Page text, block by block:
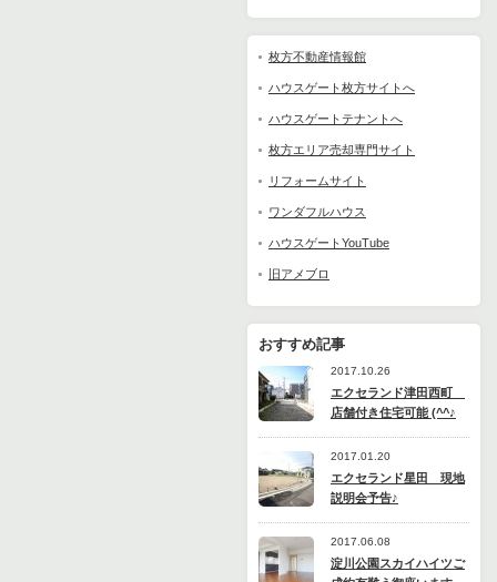
枚方不動産情報館
ハウスゲート枚方サイトへ
ハウスゲートテナントへ
枚方エリア売却専門サイト
リフォームサイト
ワンダフルハウス
ハウスゲートYouTube
旧アメブロ
おすすめ記事
2017.10.26
エクセランド津田西町
店舗付き住宅可能 (^^♪
2017.01.20
エクセランド星田 現地
説明会予告♪
2017.06.08
淀川公園スカイハイツご